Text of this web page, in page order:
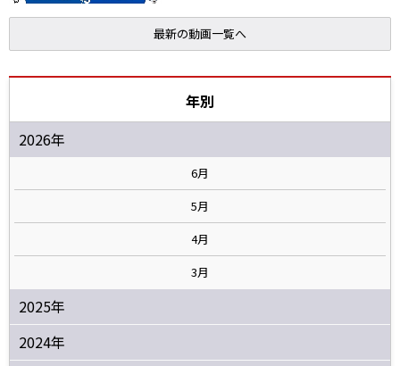
最新の動画一覧へ
年別
2026年
6月
5月
4月
3月
2025年
2024年